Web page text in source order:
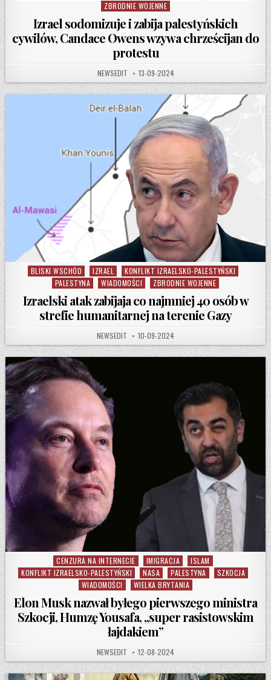
ZBRODNIE WOJENNE
Izrael sodomizuje i zabija palestyńskich
cywilów, Candace Owens wzywa chrześcijan do
protestu
AUTHOR:
NEWSEDIT PUBLISHED DATE:
13-09-2024
Posted in
BLISKI WSCHÓD IZRAEL
KONFLIKT IZRAELSKO-PALESTYŃSKI
PALESTYNA
WIADOMOŚCI ZBRODNIE WOJENNE
Izraelski atak zabijaja co najmniej 40 osób w
strefie humanitarnej na terenie Gazy
AUTHOR:
NEWSEDIT PUBLISHED DATE:
10-09-2024
Posted in
CENZURA NA INTERNECIE IMIGRACJA
ISLAM
KONFLIKT IZRAELSKO-PALESTYŃSKI
NASA PALESTYNA
SZKOCJA
WIADOMOŚCI
WIELKA BRYTANIA
Elon Musk nazwał byłego pierwszego ministra
Szkocji, Humzę Yousafa, „super rasistowskim
łajdakiem”
AUTHOR:
NEWSEDIT PUBLISHED DATE:
12-08-2024